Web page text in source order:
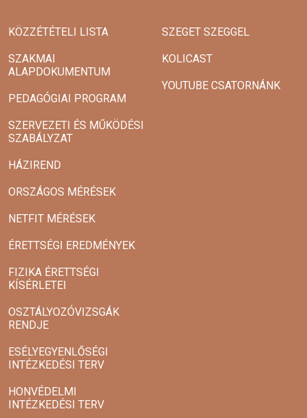
KÖZZÉTÉTELI LISTA
SZAKMAI
ALAPDOKUMENTUM
PEDAGÓGIAI PROGRAM
SZERVEZETI ÉS MŰKÖDÉSI
SZABÁLYZAT
HÁZIREND
ORSZÁGOS MÉRÉSEK
NETFIT MÉRÉSEK
ÉRETTSÉGI EREDMÉNYEK
FIZIKA ÉRETTSÉGI
KÍSÉRLETEI
OSZTÁLYOZÓVIZSGÁK
RENDJE
ESÉLYEGYENLŐSÉGI
INTÉZKEDÉSI TERV
HONVÉDELMI
INTÉZKEDÉSI TERV
SZEGET SZEGGEL
KOLICAST
YOUTUBE CSATORNÁNK